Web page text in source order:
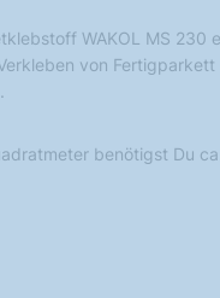
WAKOL MS 230
von
benötigst Du